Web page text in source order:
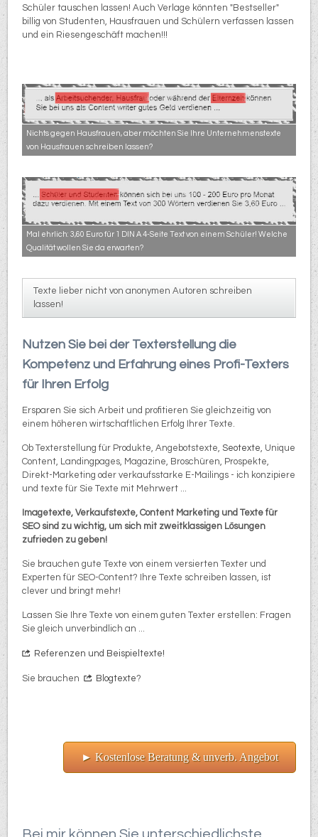
Schüler tauschen lassen! Auch Verlage könnten "Bestseller"
billig von Studenten, Hausfrauen und Schülern verfassen lassen
und ein Riesengeschäft machen!!!
Nichts gegen Hausfrauen, aber möchten Sie Ihre Unternehmenstexte
von Hausfrauen schreiben lassen?
Mal ehrlich: 3,60 Euro für 1 DIN A 4-Seite Text von einem Schüler! Welche
Qualität wollen Sie da erwarten?
Texte lieber nicht von anonymen Autoren schreiben
lassen!
Nutzen Sie bei der Texterstellung die
Kompetenz und Erfahrung eines Profi-Texters
für Ihren Erfolg
Ersparen Sie sich Arbeit und profitieren Sie gleichzeitig von
einem höheren wirtschaftlichen Erfolg Ihrer Texte.
Ob Texterstellung für Produkte, Angebotstexte, Seotexte, Unique
Content, Landingpages, Magazine, Broschüren, Prospekte,
Direkt-Marketing oder verkaufsstarke E-Mailings - ich konzipiere
und texte für Sie Texte mit Mehrwert ...
Imagetexte, Verkaufstexte, Content Marketing und Texte für
SEO sind zu wichtig, um sich mit zweitklassigen Lösungen
zufrieden zu geben!
Sie brauchen gute Texte von einem versierten Texter und
Experten für SEO-Content? Ihre Texte schreiben lassen, ist
clever und bringt mehr!
Lassen Sie Ihre Texte von einem guten Texter erstellen: Fragen
Sie gleich unverbindlich an ...
Referenzen und Beispieltexte!
Sie brauchen Blogtexte?
► Kostenlose Beratung & unverb. Angebot